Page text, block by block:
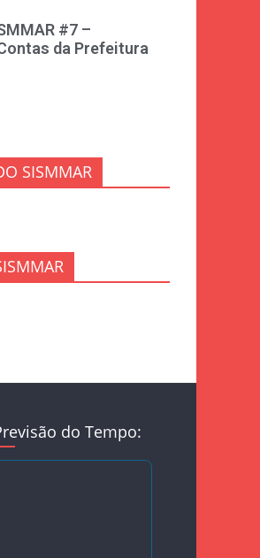
#7 –
da Prefeitura
SISMMAR
do Tempo: